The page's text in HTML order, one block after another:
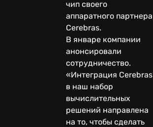
чип своего
аппаратного партнера
Cerebras.
В январе компании
анонсировали
сотрудничество.
«Интеграция Cerebras
в наш набор
вычислительных
решений направлена
на то, чтобы сделать